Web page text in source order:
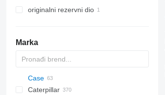
originalni rezervni dio
Marka
AX
1304
1604
320
325
Case
570
Caterpillar